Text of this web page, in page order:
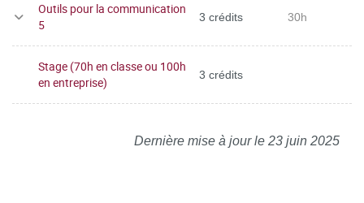
Outils pour la communication
5
3 crédits 30h
Stage (70h en classe ou 100h
en entreprise)
3 crédits
Dernière mise à jour le 23 juin 2025